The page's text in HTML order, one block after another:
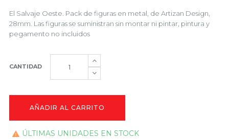
El Salvaje Oeste. Pack de figuras en metal, de Artizan Design,
28mm. Las figuras se suministran sin montar ni pintar, pintura y
pegamento no incluidos
CANTIDAD
AÑADIR AL CARRITO
 ÚLTIMAS UNIDADES EN STOCK